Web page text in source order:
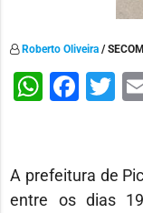
Roberto Oliveira /
A prefeitura de
entre os dias